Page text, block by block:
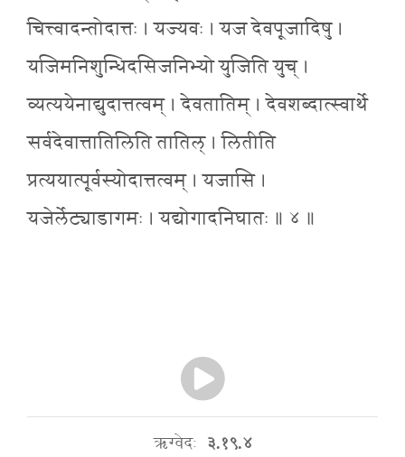
चित्त्वादन्तोदात्तः । यज्यवः । यज देवपूजादिषु ।
यजिमनिशुन्धिदसिजनिभ्यो युजिति युच् ।
व्यत्ययेनाद्युदात्तत्वम् । देवतातिम् । देवशब्दात्स्वार्थे
सर्वदेवात्तातिलिति तातिल् । लितीति
प्रत्ययात्पूर्वस्योदात्तत्वम् । यजासि ।
यजेर्लेट्याडागमः । यद्योगादनिघातः ॥ ४ ॥
ऋग्वेदः ३.१९.४